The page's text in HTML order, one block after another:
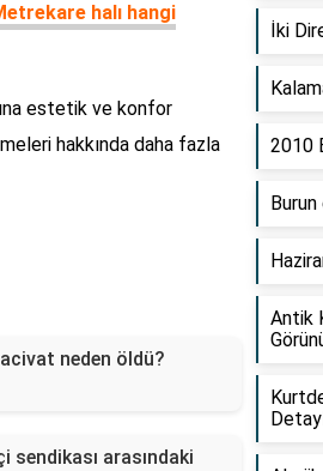
halı hangi
estetik ve konfor
hakkında daha fazla
neden öldü?
sendikası arasındaki
İki
2010
Antik